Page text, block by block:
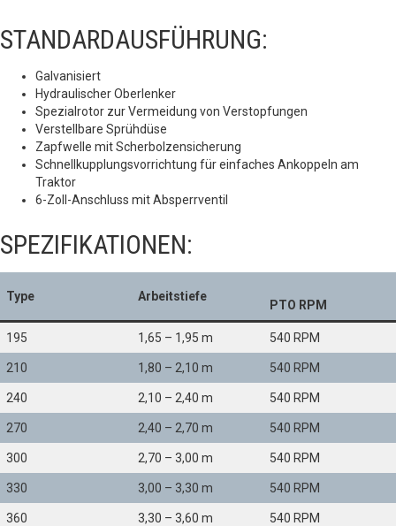
STANDARDAUSFÜHRUNG:
Galvanisiert
Hydraulischer Oberlenker
Spezialrotor zur Vermeidung von Verstopfungen
Verstellbare Sprühdüse
Zapfwelle mit Scherbolzensicherung
Schnellkupplungsvorrichtung für einfaches Ankoppeln am
Traktor
6-Zoll-Anschluss mit Absperrventil
SPEZIFIKATIONEN:
Type Arbeitstiefe
PTO RPM
195 1,65 – 1,95 m 540 RPM
210 1,80 – 2,10 m 540 RPM
240 2,10 – 2,40 m 540 RPM
270 2,40 – 2,70 m 540 RPM
300 2,70 – 3,00 m 540 RPM
330 3,00 – 3,30 m 540 RPM
360 3,30 – 3,60 m 540 RPM